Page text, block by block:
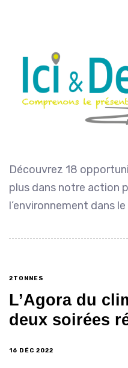
Découvrez 18
plus dans notre action
l’environnement dans
2TONNES
L’Agora du
deux soirées
16 DÉC 2022